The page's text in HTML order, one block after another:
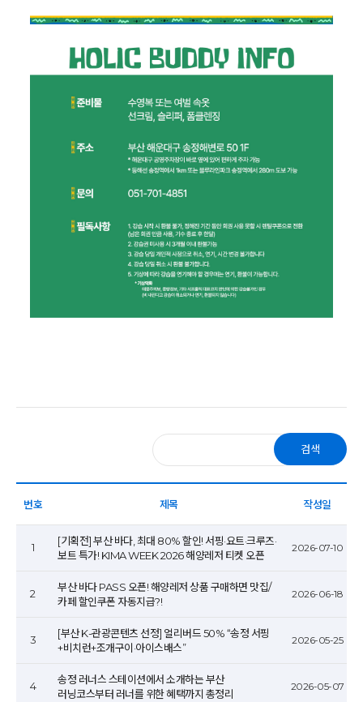
검색
번호 제목 작성일
1
[기획전] 부산 바다, 최대 80% 할인! 서핑·요트·크루즈·
보트 특가! KIMA WEEK 2026 해양레저 티켓 오픈
2026-07-10
2
부산 바다 PASS 오픈! 해양레저 상품 구매하면 맛집/
카페 할인쿠폰 자동지급?!
2026-06-18
3
[부산 K-관광콘텐츠 선정] 얼리버드 50% “송정 서핑
+비치런+조개구이·아이스배스”
2026-05-25
4
송정 러너스 스테이션에서 소개하는 부산
러닝코스부터 러너를 위한 혜택까지 총정리
2026-05-07